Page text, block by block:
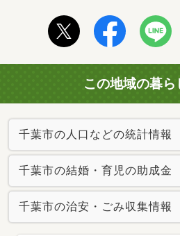
この地域の暮ら
千葉市の人口などの統計情報
千葉市の結婚・育児の助成金
千葉市の治安・ごみ収集情報